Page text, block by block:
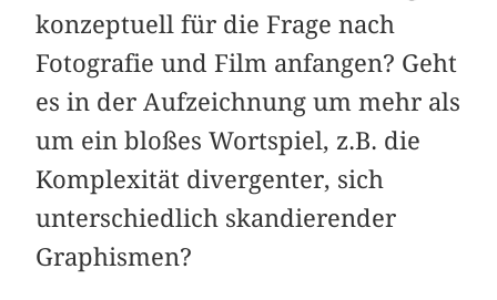
konzeptuell für die Frage nach
Fotografie und Film anfangen? Geht
es in der Aufzeichnung um mehr als
um ein bloßes Wortspiel, z.B. die
Komplexität divergenter, sich
unterschiedlich skandierender
Graphismen?